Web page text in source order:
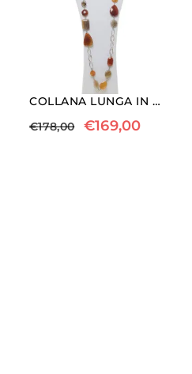
COLLANA LUNGA IN CORNIOLA E QUARZO FUMÈ
€178,00 €169,00